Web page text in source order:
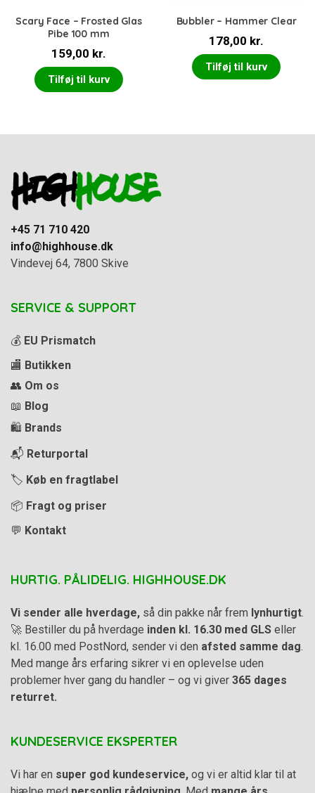
Scary Face – Frosted Glas
Pibe 100 mm
159,00 kr.
Tilføj til kurv
Bubbler – Hammer Clear
178,00 kr.
Tilføj til kurv
+45 71 710 420
info@highhouse.dk
Vindevej 64, 7800 Skive
SERVICE & SUPPORT
💰 EU Prismatch
🏬 Butikken
👥 Om os
📖 Blog
🛍️ Brands
📬 Returportal
🏷️ Køb en fragtlabel
📦 Fragt og priser
💬 Kontakt
HURTIG. PÅLIDELIG. HIGHHOUSE.DK
Vi sender alle hverdage, så din pakke når frem lynhurtigt.
🚀 Bestiller du på hverdage inden kl. 16.30 med GLS eller
kl. 16.00 med PostNord, sender vi den afsted samme dag.
Med mange års erfaring sikrer vi en oplevelse uden
problemer hver gang du handler – og vi giver 365 dages
returret.
KUNDESERVICE EKSPERTER
Vi har en super god kundeservice, og vi er altid klar til at